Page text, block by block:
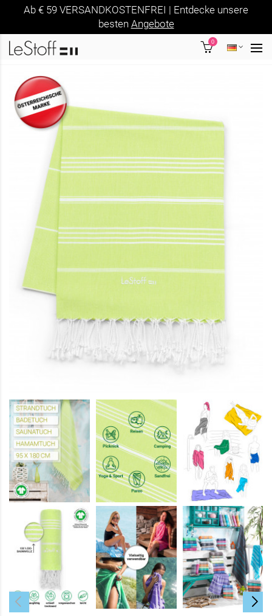
Ab € 59 VERSANDKOSTENFREI | Entdecke unsere
besten Angebote
0